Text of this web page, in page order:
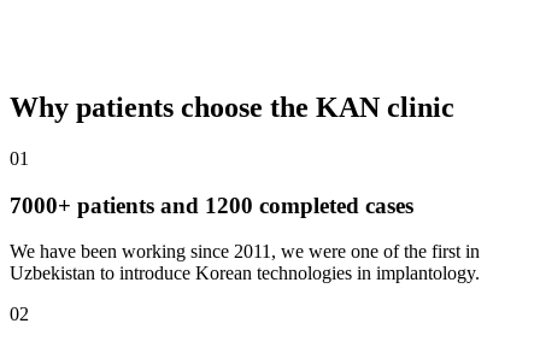
Why patients choose the KAN clinic
01
7000+ patients and 1200 completed cases
We have been working since 2011, we were one of the first in
Uzbekistan to introduce Korean technologies in implantology.
02